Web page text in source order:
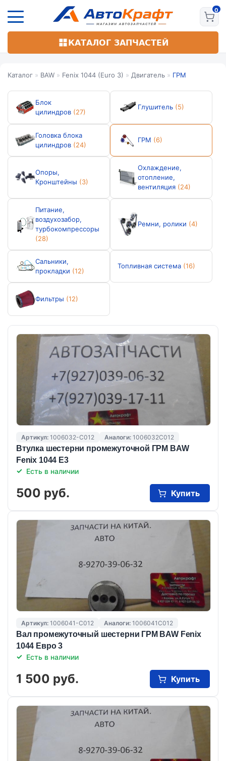
основному
КАТАЛОГ ЗАПЧАСТЕЙ
Каталог » BAW » Fenix 1044 (Euro 3) » Двигатель » ГРМ
Блок
цилиндров (27)
Глушитель (5)
Головка блока
цилиндров (24)
ГРМ (6)
Опоры,
Кронштейны (3)
Охлаждение,
отопление,
вентиляция (24)
Питание,
воздухозабор,
турбокомпрессоры
(28)
Ремни, ролики (4)
Сальники,
прокладки (12)
Топливная система (16)
Фильтры (12)
Артикул: 1006032-C012 Аналоги: 1006032C012
Втулка шестерни промежуточной ГРМ BAW
Fenix 1044 Е3
Есть в наличии
500 руб. Купить
Артикул: 1006041-C012 Аналоги: 1006041C012
Вал промежуточный шестерни ГРМ BAW Fenix
1044 Евро 3
Есть в наличии
1 500 руб. Купить